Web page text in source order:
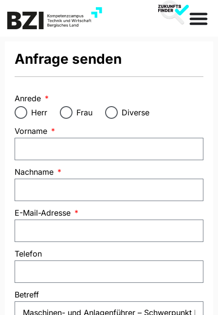
Anfrage senden
Anrede
Herr
Frau
Diverse
Vorname
Nachname
E-Mail-Adresse
Telefon
Betreff